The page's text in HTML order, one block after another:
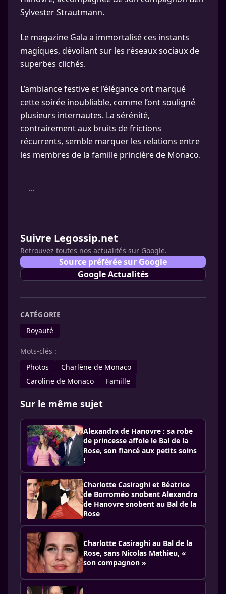
Sylvester Strautmann.
Le magazine Gala a immortalisé ces instants
magiques, dévoilant sur les réseaux sociaux de
superbes clichés.
L’ambiance festive et l’élégance ont marqué
cette soirée inoubliable, comme l’ont souligné
plusieurs internautes. La sérénité,
contrairement aux bruits de frictions
récurrents, semble marquer les relations entre
les membres de la famille princière de Monaco.
...
Suivre Legossip.net
Retrouvez toutes nos actualités sur Google.
Source préférée sur Google
Google Actualités
CATÉGORIE
Royauté
Mots-clés :
Photos
Charlène de Monaco
Caroline de Monaco
Famille
Sur le même sujet
Alexandra de Hanovre : sa robe
de princesse affole le Bal de la
Rose, son fiancé aux petits soins
!
Charlotte Casiraghi et Béatrice
de Borroméo snobent Alexandra
de Hanovre snobent au Bal de la
Rose
Charlotte Casiraghi au Bal de la
Rose, sans Nicolas Mathieu, «
son compagnon »